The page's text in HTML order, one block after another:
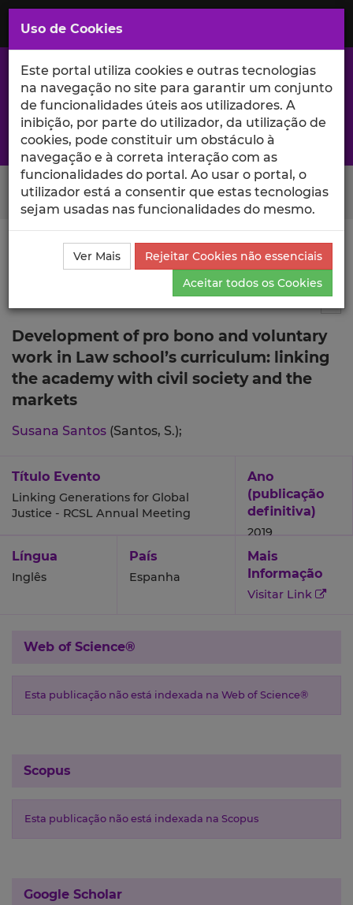
Saltar
para
Conteúdo
Principal
A excelência da investigação e ciência no Iscte
Search Button
Ciência_Iscte Comunicações
Descrição Detalhada
da Comunicação
Development of pro bono and voluntary
work in Law school’s curriculum: linking
the academy with civil society and the
markets
Susana Santos (Santos, S.);
Título Evento
Linking Generations for Global
Justice - RCSL Annual Meeting
Ano
(publicação
definitiva)
2019
Língua
Inglês
País
Espanha
Mais
Informação
Visitar Link
Web of Science®
Esta publicação não está indexada na Web of Science®
Scopus
Esta publicação não está indexada na Scopus
Google Scholar
Uso de Cookies
Este portal utiliza cookies e outras tecnologias
na navegação no site para garantir um conjunto
de funcionalidades úteis aos utilizadores. A
inibição, por parte do utilizador, da utilização de
cookies, pode constituir um obstáculo à
navegação e à correta interação com as
funcionalidades do portal. Ao usar o portal, o
utilizador está a consentir que estas tecnologias
sejam usadas nas funcionalidades do mesmo.
Ver Mais
Rejeitar Cookies não essenciais
Aceitar todos os Cookies